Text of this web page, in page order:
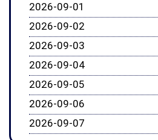
2026-09-01
2026-09-02
2026-09-03
2026-09-04
2026-09-05
2026-09-06
2026-09-07